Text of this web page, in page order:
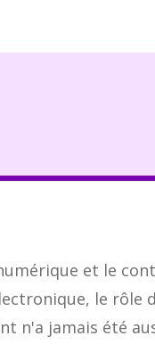
et le
le rôle
n'a jamais été